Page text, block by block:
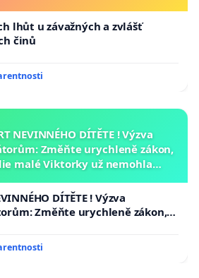
lhůt u závažných a zvlášť
činů
NEVINNÉHO DÍTĚTE ! Výzva
Změňte urychleně zákon,
malé Viktorky už nemohla
DÍTĚTE ! Výzva
Změňte urychleně zákon,
Viktorky už nemohla opakovat!